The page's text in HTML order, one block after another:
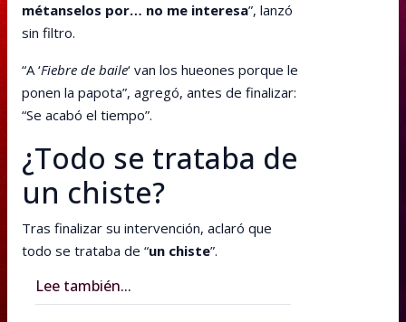
métanselos por… no me interesa”, lanzó
sin filtro.
“A ‘Fiebre de baile‘ van los hueones porque le
ponen la papota”, agregó, antes de finalizar:
“Se acabó el tiempo”.
¿Todo se trataba de
un chiste?
Tras finalizar su intervención, aclaró que
todo se trataba de “un chiste”.
Lee también...